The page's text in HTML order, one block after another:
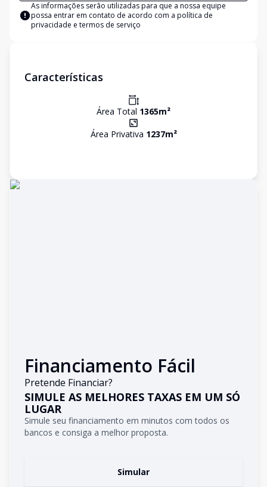
As informações serão utilizadas para que a nossa equipe
possa entrar em contato de acordo com a política de
privacidade e termos de serviço
Características
Área Total 1365m²
Área Privativa 1237m²
Financiamento Fácil
Pretende Financiar?
SIMULE AS MELHORES TAXAS EM UM SÓ
LUGAR
Simule seu financiamento em minutos com todos os
bancos e consiga a melhor proposta.
Simular